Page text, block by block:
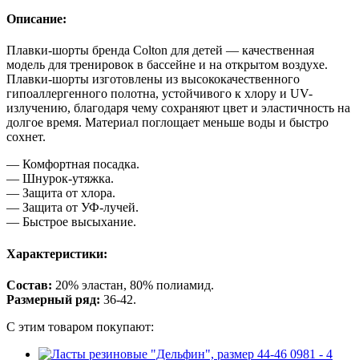
Описание:
Плавки-шорты бренда Colton для детей — качественная
модель для тренировок в бассейне и на открытом воздухе.
Плавки-шорты изготовлены из высококачественного
гипоаллергенного полотна, устойчивого к хлору и UV-
излучению, благодаря чему сохраняют цвет и эластичность на
долгое время. Материал поглощает меньше воды и быстро
сохнет.
— Комфортная посадка.
— Шнурок-утяжка.
— Защита от хлора.
— Защита от УФ-лучей.
— Быстрое высыхание.
Характеристики:
Состав: 20% эластан, 80% полиамид.
Размерный ряд: 36-42.
С этим товаром покупают: